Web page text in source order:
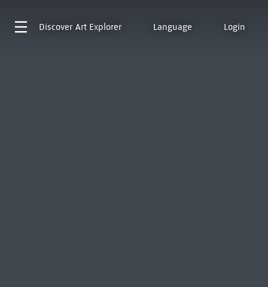
Discover Art Explorer Language Login